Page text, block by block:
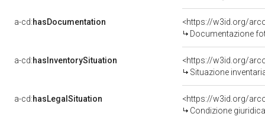
a-cd:hasDocumentation
Documentazione
a-cd:hasInventorySituation
<https://w3id.org/
Situazione
a-cd:hasLegalSituation
Condizione